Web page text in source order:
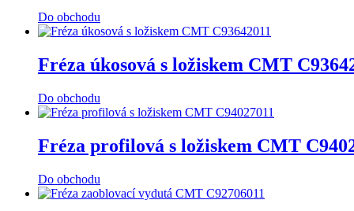
Do obchodu
Fréza úkosová s ložiskem CMT
Do obchodu
Fréza profilová s ložiskem CMT
Do obchodu